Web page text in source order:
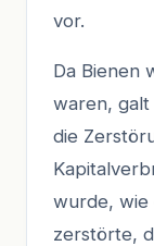
vor.
Da Bienen
waren,
die
wurde, wie
zerstörte,